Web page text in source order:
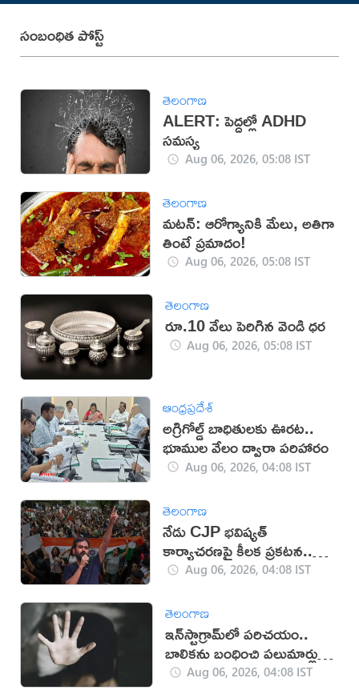
సంబంధిత పోస్ట్
తెలంగాణ
ALERT: పెద్దల్లో ADHD
సమస్య
Aug 06, 2026, 05:08 IST
తెలంగాణ
మటన్: ఆరోగ్యానికి మేలు, అతిగా
తింటే ప్రమాదం!
Aug 06, 2026, 05:08 IST
తెలంగాణ
రూ.10 వేలు పెరిగిన వెండి ధర
Aug 06, 2026, 05:08 IST
ఆంధ్రప్రదేశ్
అగ్రిగోల్డ్ బాధితులకు ఊరట..
భూముల వేలం ద్వారా పరిహారం
Aug 06, 2026, 04:08 IST
తెలంగాణ
నేడు CJP భవిష్యత్
కార్యాచరణపై కీలక ప్రకటన..
దేశవ్యాప్తంగా తీవ్ర ఉత్కంఠ
Aug 06, 2026, 04:08 IST
తెలంగాణ
ఇన్‌స్టాగ్రామ్‌లో పరిచయం..
బాలికను బంధించి పలుమార్లు
లైంగిక దాడి
Aug 06, 2026, 04:08 IST